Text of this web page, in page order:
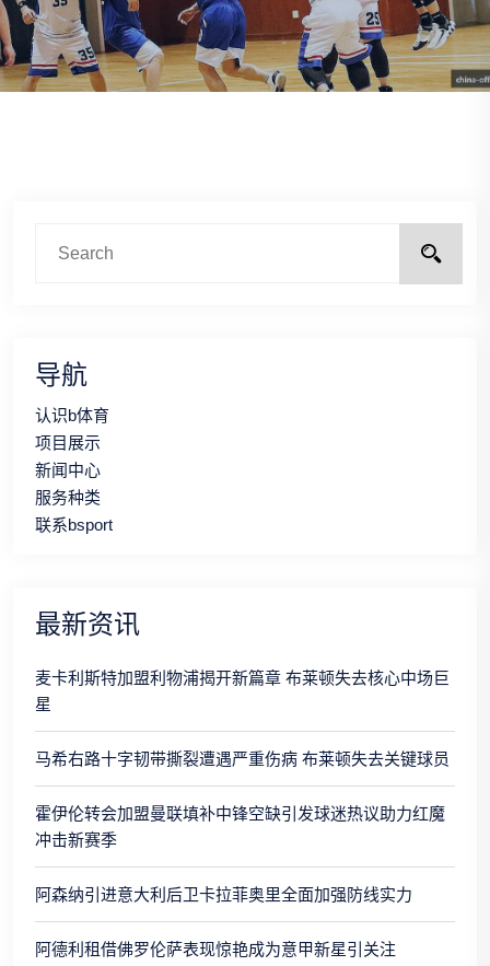
导航
认识b体育
项目展示
新闻中心
服务种类
联系bsport
最新资讯
麦卡利斯特加盟利物浦揭开新篇章 布莱顿失去核心中场巨
星
马希右路十字韧带撕裂遭遇严重伤病 布莱顿失去关键球员
霍伊伦转会加盟曼联填补中锋空缺引发球迷热议助力红魔
冲击新赛季
阿森纳引进意大利后卫卡拉菲奥里全面加强防线实力
阿德利租借佛罗伦萨表现惊艳成为意甲新星引关注